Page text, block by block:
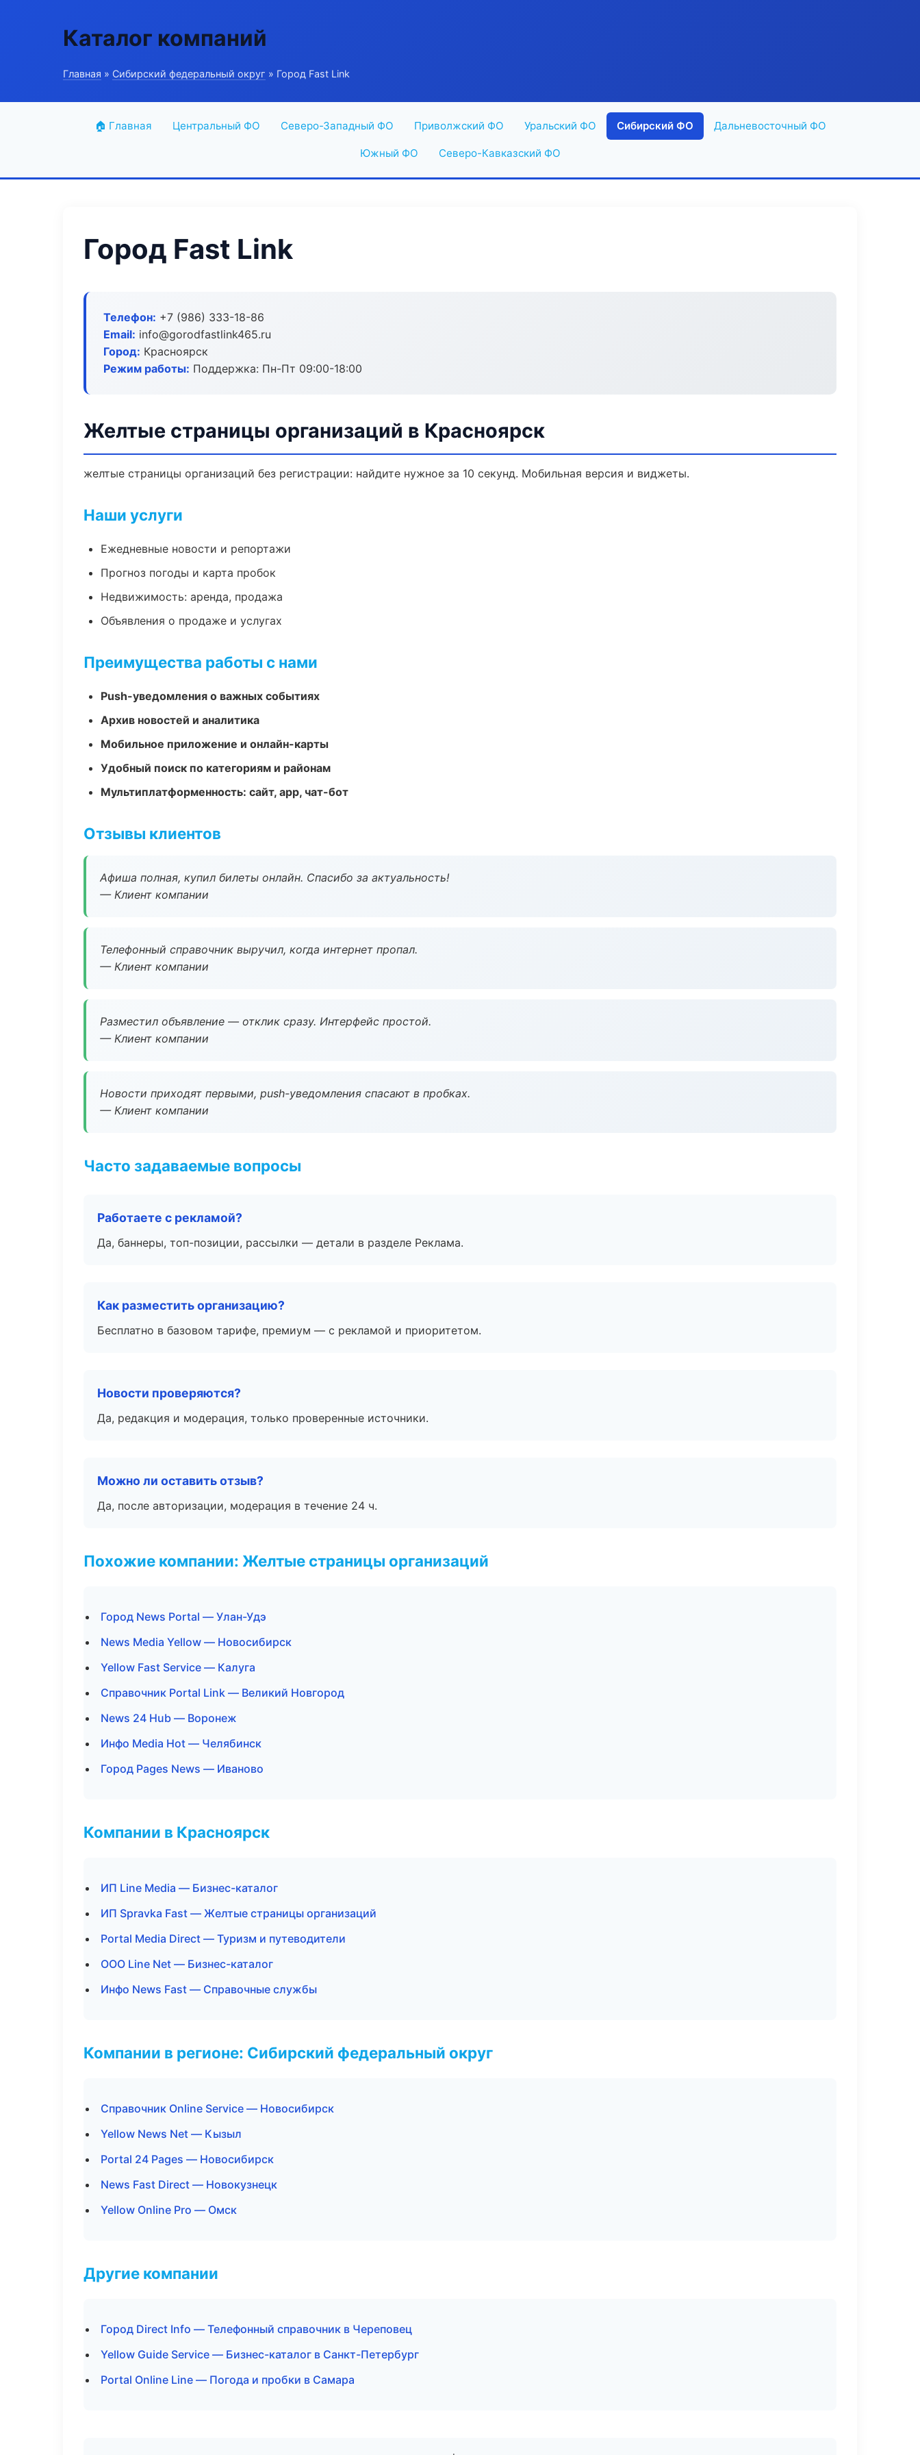
Каталог компаний
Главная » Сибирский федеральный округ » Город Fast Link
🏠 Главная Центральный ФО Северо-Западный ФО Приволжский ФО Уральский ФО Сибирский ФО Дальневосточный ФО
Южный ФО Северо-Кавказский ФО
Город Fast Link
Телефон: +7 (986) 333-18-86
Email: info@gorodfastlink465.ru
Город: Красноярск
Режим работы: Поддержка: Пн-Пт 09:00-18:00
Желтые страницы организаций в Красноярск
желтые страницы организаций без регистрации: найдите нужное за 10 секунд. Мобильная версия и виджеты.
Наши услуги
Ежедневные новости и репортажи
Прогноз погоды и карта пробок
Недвижимость: аренда, продажа
Объявления о продаже и услугах
Преимущества работы с нами
Push-уведомления о важных событиях
Архив новостей и аналитика
Мобильное приложение и онлайн-карты
Удобный поиск по категориям и районам
Мультиплатформенность: сайт, app, чат-бот
Отзывы клиентов
Афиша полная, купил билеты онлайн. Спасибо за актуальность!
— Клиент компании
Телефонный справочник выручил, когда интернет пропал.
— Клиент компании
Разместил объявление — отклик сразу. Интерфейс простой.
— Клиент компании
Новости приходят первыми, push-уведомления спасают в пробках.
— Клиент компании
Часто задаваемые вопросы
Работаете с рекламой?
Да, баннеры, топ-позиции, рассылки — детали в разделе Реклама.
Как разместить организацию?
Бесплатно в базовом тарифе, премиум — с рекламой и приоритетом.
Новости проверяются?
Да, редакция и модерация, только проверенные источники.
Можно ли оставить отзыв?
Да, после авторизации, модерация в течение 24 ч.
Похожие компании: Желтые страницы организаций
Город News Portal — Улан-Удэ
News Media Yellow — Новосибирск
Yellow Fast Service — Калуга
Справочник Portal Link — Великий Новгород
News 24 Hub — Воронеж
Инфо Media Hot — Челябинск
Город Pages News — Иваново
Компании в Красноярск
ИП Line Media — Бизнес-каталог
ИП Spravka Fast — Желтые страницы организаций
Portal Media Direct — Туризм и путеводители
ООО Line Net — Бизнес-каталог
Инфо News Fast — Справочные службы
Компании в регионе: Сибирский федеральный округ
Справочник Online Service — Новосибирск
Yellow News Net — Кызыл
Portal 24 Pages — Новосибирск
News Fast Direct — Новокузнецк
Yellow Online Pro — Омск
Другие компании
Город Direct Info — Телефонный справочник в Череповец
Yellow Guide Service — Бизнес-каталог в Санкт-Петербург
Portal Online Line — Погода и пробки в Самара